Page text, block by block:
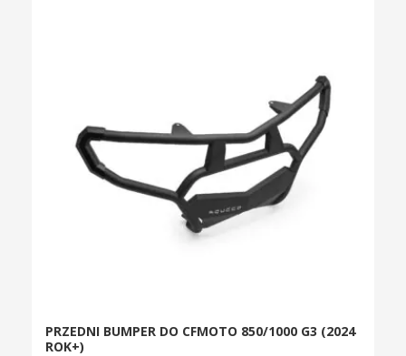
PRZEDNI BUMPER DO CFMOTO 850/1000 G3 (2024
ROK+)